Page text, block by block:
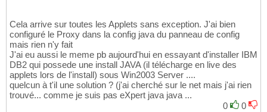
Cela arrive sur toutes les Applets sans exception. J'ai bien
configuré le Proxy dans la config java du panneau de config
mais rien n'y fait
J'ai eu aussi le meme pb aujourd'hui en essayant d'installer IBM
DB2 qui possede une install JAVA (il télécharge en live des
applets lors de l'install) sous Win2003 Server ....
quelcun à t'il une solution ? (j'ai cherché sur le net mais j'ai rien
trouvé... comme je suis pas eXpert java java ...
0
0